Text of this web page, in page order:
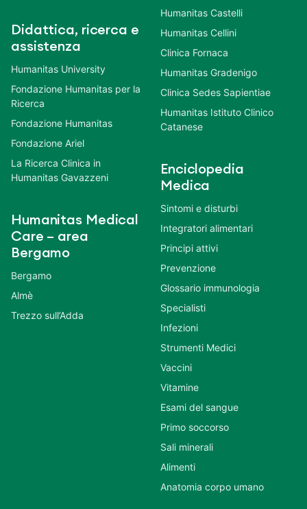
Didattica, ricerca e
assistenza
Humanitas University
Fondazione Humanitas per la
Ricerca
Fondazione Humanitas
Fondazione Ariel
La Ricerca Clinica in
Humanitas Gavazzeni
Humanitas Medical
Care – area
Bergamo
Bergamo
Almè
Trezzo sull’Adda
Humanitas Castelli
Humanitas Cellini
Clinica Fornaca
Humanitas Gradenigo
Clinica Sedes Sapientiae
Humanitas Istituto Clinico
Catanese
Enciclopedia
Medica
Sintomi e disturbi
Integratori alimentari
Principi attivi
Prevenzione
Glossario immunologia
Specialisti
Infezioni
Strumenti Medici
Vaccini
Vitamine
Esami del sangue
Primo soccorso
Sali minerali
Alimenti
Anatomia corpo umano